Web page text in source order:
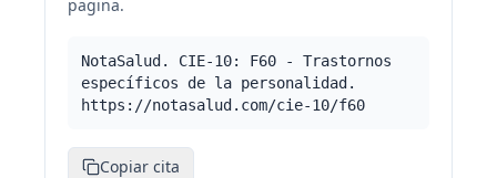
pagina.
NotaSalud. CIE-10: F60 - Trastornos
específicos de la personalidad.
https://notasalud.com/cie-10/f60
Copiar cita